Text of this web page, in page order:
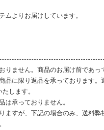
よりお届けしています。
ません。商品のお届け前であっ
品に限り返品を承っております
します。
承っておりません。
すが、下記の場合のみ、送料